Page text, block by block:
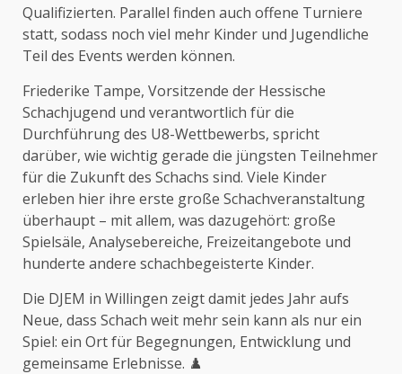
Qualifizierten. Parallel finden auch offene Turniere
statt, sodass noch viel mehr Kinder und Jugendliche
Teil des Events werden können.
Friederike Tampe, Vorsitzende der Hessische
Schachjugend und verantwortlich für die
Durchführung des U8-Wettbewerbs, spricht
darüber, wie wichtig gerade die jüngsten Teilnehmer
für die Zukunft des Schachs sind. Viele Kinder
erleben hier ihre erste große Schachveranstaltung
überhaupt – mit allem, was dazugehört: große
Spielsäle, Analysebereiche, Freizeitangebote und
hunderte andere schachbegeisterte Kinder.
Die DJEM in Willingen zeigt damit jedes Jahr aufs
Neue, dass Schach weit mehr sein kann als nur ein
Spiel: ein Ort für Begegnungen, Entwicklung und
gemeinsame Erlebnisse. ♟️